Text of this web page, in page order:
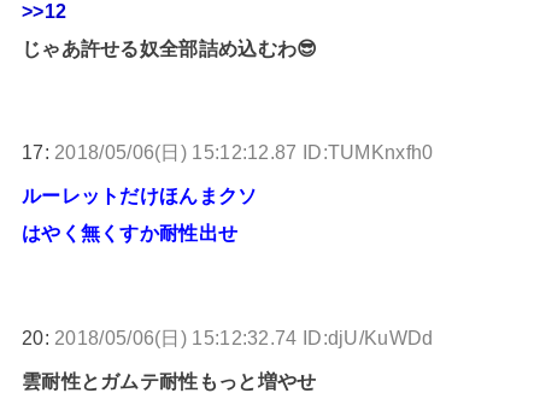
>>12
じゃあ許せる奴全部詰め込むわ😎
17: 2018/05/06(日) 15:12:12.87 ID:TUMKnxfh0
ルーレットだけほんまクソ
はやく無くすか耐性出せ
20: 2018/05/06(日) 15:12:32.74 ID:djU/KuWDd
雲耐性とガムテ耐性もっと増やせ